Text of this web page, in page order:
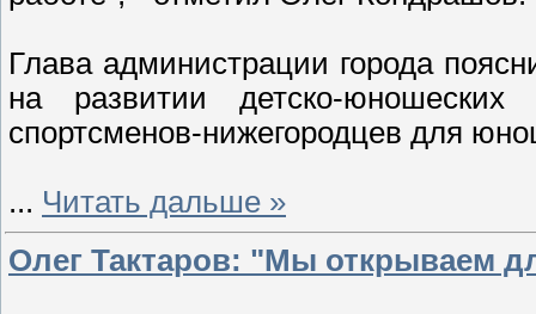
Глава администрации города
на развитии детско-
спортсменов-нижегородцев для
... Читать дальше »
Олег Тактаров: "Мы открываем